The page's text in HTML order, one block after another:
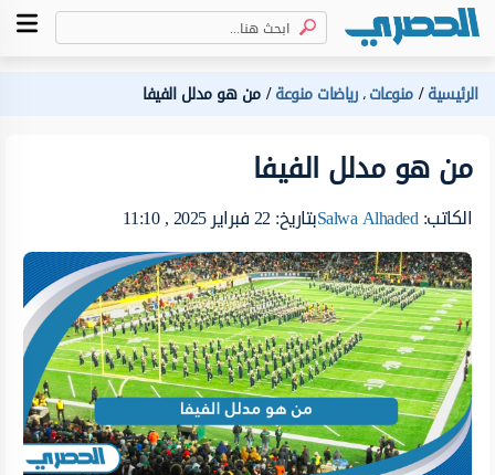
الرئيسية منوعات، رياضات منوعة من هو مدلل الفيفا
من هو مدلل الفيفا
الكاتب:Salwa Alhadedبتاريخ: 22 فبراير 2025 , 11:10